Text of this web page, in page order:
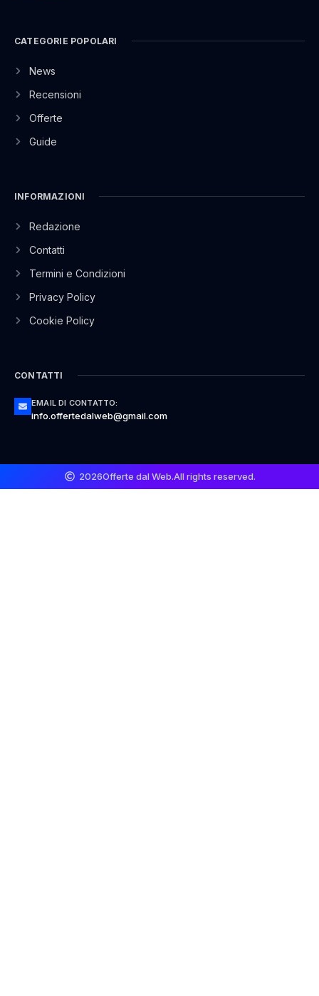
CATEGORIE POPOLARI
News
Recensioni
Offerte
Guide
INFORMAZIONI
Redazione
Contatti
Termini e Condizioni
Privacy Policy
Cookie Policy
CONTATTI
EMAIL DI CONTATTO:
info.offertedalweb@gmail.com
2026Offerte dal Web.All rights reserved.